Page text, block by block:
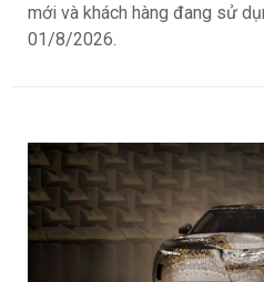
mới và khách hàng đang sử
01/8/2026.